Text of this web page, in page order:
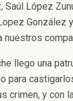
Saúl López
González
nuestros
llego una
para
crimen, y con